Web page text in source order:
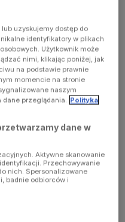
uzyskujemy dostęp do
identyfikatory w plikach
Użytkownik może
nimi, klikając poniżej, jak
na podstawie prawnie
momencie na stronie
naszym
dane przeglądania. Polityka
dane w
Aktywne skanowanie
Przechowywanie
nich. Spersonalizowane
badnie odbiorców i